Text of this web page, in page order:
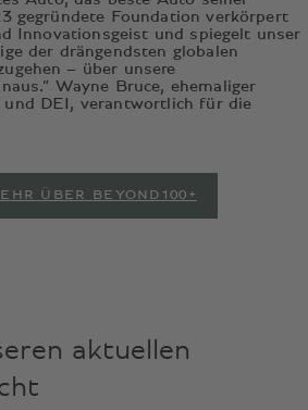
gegründete Foundation verkörpert
Innovationsgeist und spiegelt unser
der drängendsten globalen
– über unsere
Wayne Bruce, ehemaliger
DEI, verantwortlich für die
ÜBER BEYOND100+
aktuellen